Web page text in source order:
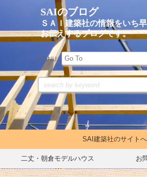
SAIのブログ
ＳＡＩ建築社の情報をいち早
お伝えするブログです。
MENU:
SAI建築社のサイトへ
二丈・朝倉モデルハウス お